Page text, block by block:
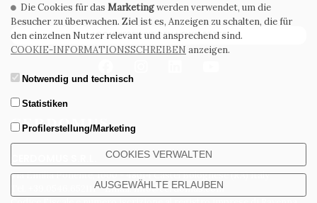
Via Emilia Ponente, 1000 - 48014 Castel Bolognese (RA) Italy
Tel. +39.0546.652111 - Email: info@cerdomus.com
ABONNIEREN SIE DEN NEWSLETTER
Die Cookies für das Marketingwerden verwendet, um die
Besucher zu überwachen. Ziel ist es, Anzeigen zu schalten, die für
den einzelnen Nutzer relevant und ansprechend sind.
COOKIE-INFORMATIONSSCHREIBEN anzeigen.
Notwendig und technisch
Statistiken
Profilerstellung/Marketing
COOKIES VERWALTEN
AUSGEWÄHLTE ERLAUBEN